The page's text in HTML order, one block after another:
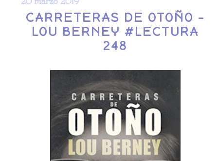
CARRETERAS DE OTOÑO -
LOU BERNEY #LECTURA
248